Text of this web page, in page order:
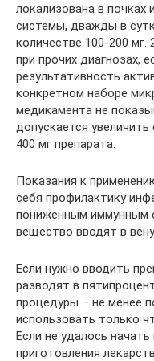
локализована в почках
системы, дважды в
количестве 100-200
при прочих диагнозах,
результативность
конкретном наборе
медикамента не
допускается
400 мг препарата.
Показания к
себя профилактику
пониженным иммунным
вещество вводят в
Если нужно вводить
разводят в
процедуры – не менее
использовать только
Если не удалось
приготовления